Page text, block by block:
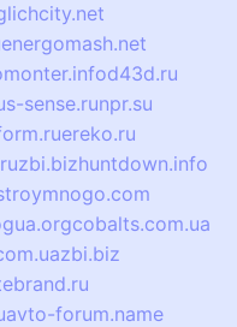
energomash.net
d43d.ru
sense.runpr.su
ereko.ru
zbi.bizhuntdown.info
cobalts.com.ua
zbi.biz
avto-forum.name